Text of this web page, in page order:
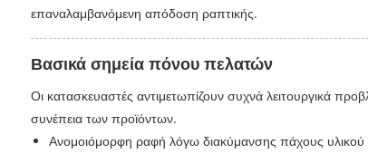
επαναλαμβανόμενη απόδοση ραπτικής.
Βασικά σημεία πόνου πελατών
Οι κατασκευαστές αντιμετωπίζουν συχνά λειτουργικά
συνέπεια των προϊόντων.
Ανομοιόμορφη ραφή λόγω διακύμανσης πάχους υλικού